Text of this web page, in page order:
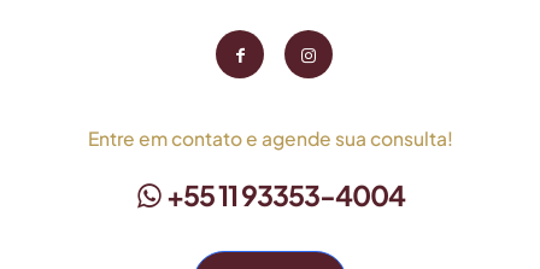
Entre em contato e agende sua consulta!
+55 11 93353-4004